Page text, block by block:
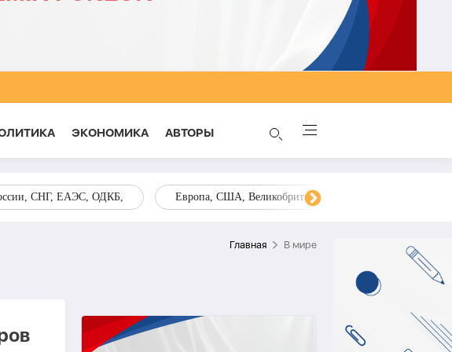
ЭКОНОМИКА AВТОРЫ
СНГ, ЕАЭС, ОДКБ, Европа, США, Великобритания, Украина, Запад,
Главная В мире